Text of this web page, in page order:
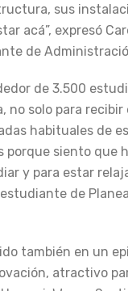
sus
acá”, expresó
de
de 3.500
no solo para recibir
habituales de
porque siento que
y para estar
de
también en un
atractivo